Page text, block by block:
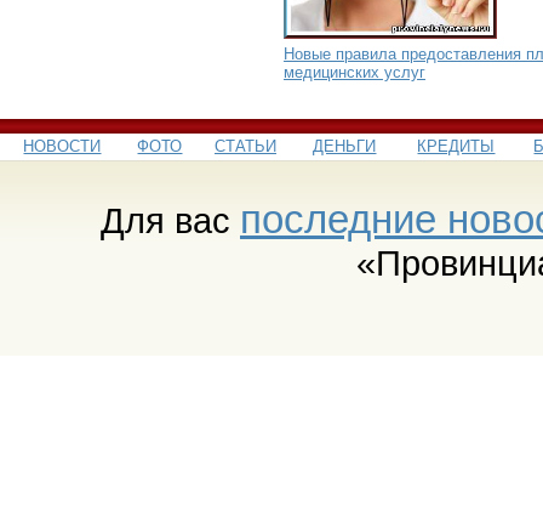
Новые правила предоставления
медицинских услуг
НОВОСТИ ФОТО СТАТЬИ ДЕНЬГИ КРЕДИТЫ
Для вас последние